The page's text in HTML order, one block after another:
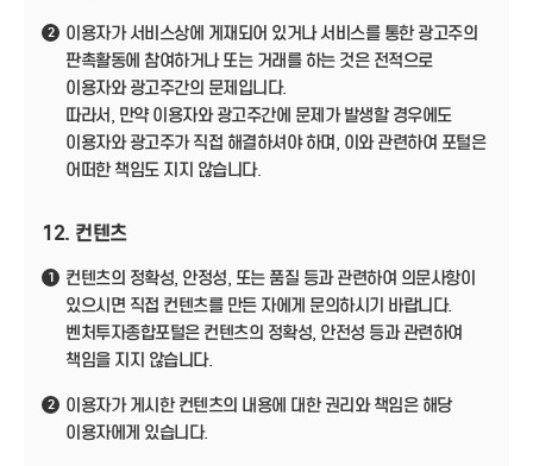
2
이용자가 서비스상에 게재되어 있거나 서비스를 통한 광고주의
판촉활동에 참여하거나 또는 거래를 하는 것은 전적으로
이용자와 광고주간의 문제입니다.
따라서, 만약 이용자와 광고주간에 문제가 발생할 경우에도
이용자와 광고주가 직접 해결하셔야 하며, 이와 관련하여 포털은
어떠한 책임도 지지 않습니다.
12. 컨텐츠
1
컨텐츠의 정확성, 안정성, 또는 품질 등과 관련하여 의문사항이
있으시면 직접 컨텐츠를 만든 자에게 문의하시기 바랍니다.
벤처투자종합포털은 컨텐츠의 정확성, 안전성 등과 관련하여
책임을 지지 않습니다.
2
이용자가 게시한 컨텐츠의 내용에 대한 권리와 책임은 해당
이용자에게 있습니다.